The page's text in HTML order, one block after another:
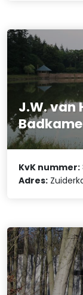
J.W. van
KvK nummer:
Adres: